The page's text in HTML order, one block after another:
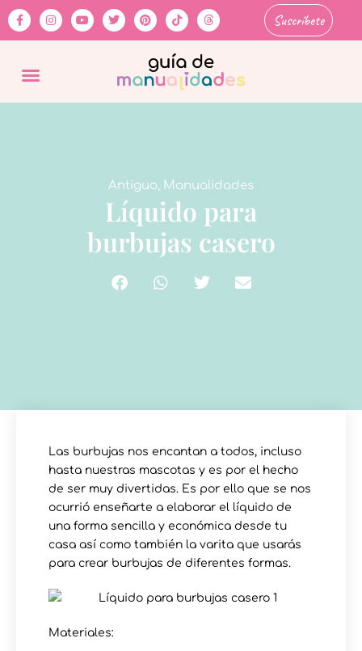
Suscríbete
Antiguo, Manualidades
Líquido para
burbujas casero
Las burbujas nos encantan a todos, incluso
hasta nuestras mascotas y es por el hecho
de ser muy divertidas. Es por ello que se nos
ocurrió enseñarte a elaborar el líquido de
una forma sencilla y económica desde tu
casa así como también la varita que usarás
para crear burbujas de diferentes formas.
Materiales: